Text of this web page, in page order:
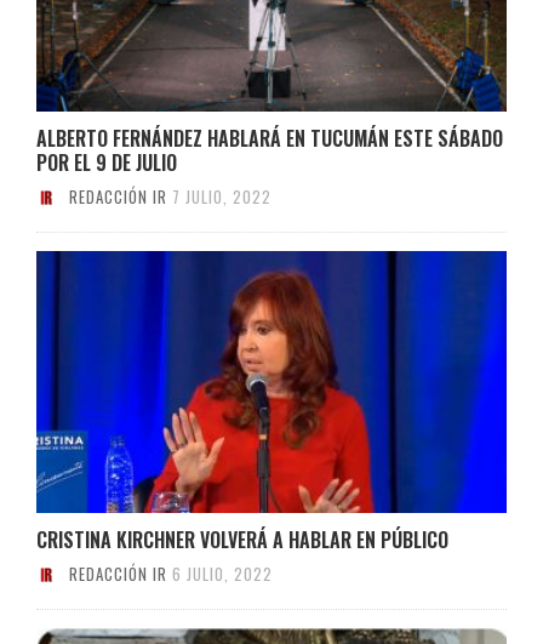
ALBERTO FERNÁNDEZ HABLARÁ EN TUCUMÁN ESTE SÁBADO
POR EL 9 DE JULIO
REDACCIÓN IR 7 JULIO, 2022
CRISTINA KIRCHNER VOLVERÁ A HABLAR EN PÚBLICO
REDACCIÓN IR 6 JULIO, 2022